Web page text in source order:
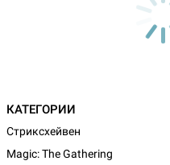
КАТЕГОРИИ
Стриксхейвен
Magic: The Gathering
Монстры